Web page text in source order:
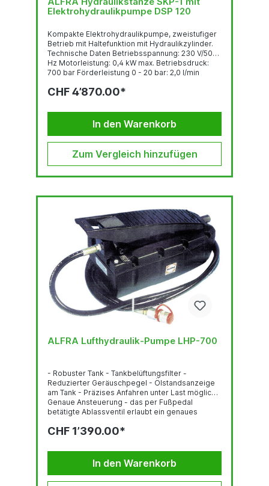
Elektrohydraulikpumpe DSP 120
Kompakte Elektrohydraulikpumpe, zweistufiger
Betrieb mit Haltefunktion mit Hydraulikzylinder.
Technische Daten Betriebsspannung: 230 V/50
Hz Motorleistung: 0,4 kW max. Betriebsdruck:
700 bar Förderleistung 0 - 20 bar: 2,0 l/min
Tankvolumen: 1,2 l nutzbares Ölvolumen: 0,8 l
SKP-1 1 Hydraulikschlauch 1,8 m 1
Hydraulikschraube Ø 19,0 mm1
Hydraulikschraube...
CHF 4’870.00*
In den Warenkorb
Zum Vergleich hinzufügen
ALFRA Lufthydraulik-Pumpe LHP-700
- Robuster Tank - Tankbelüftungsfilter -
Reduzierter Geräuschpegel - Ölstandsanzeige
am Tank - Präzises Anfahren unter Last möglich -
Genaue Ansteuerung - das per Fußpedal
betätigte Ablassventil erlaubt ein genaues
Schnellkupplung Technische Daten max.
Zuleitungsdruck von 7 bar)
Zuleitungsdruck/Arbeitsbereich 2,8 - 10 bar
Luftanschluss:...
CHF 1’390.00*
In den Warenkorb